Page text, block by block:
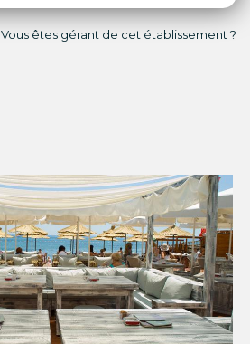
Vous êtes gérant de cet établissement ?